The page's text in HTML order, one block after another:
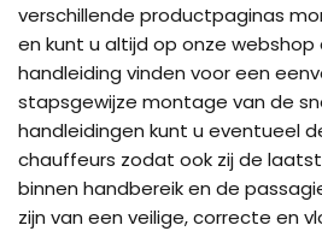
verschillende productpaginas
en kunt u altijd op onze
handleiding vinden voor een
stapsgewijze montage van de
handleidingen kunt u eventueel
chauffeurs zodat ook zij de
binnen handbereik en de
zijn van een veilige, correcte en